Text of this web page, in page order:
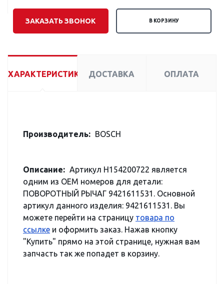
ЗАКАЗАТЬ ЗВОНОК В КОРЗИНУ
ХАРАКТЕРИСТИКИ ДОСТАВКА ОПЛАТА
Производитель: BOSCH
Описание: Артикул H154200722 является
одним из OEM номеров для детали:
ПОВОРОТНЫЙ РЫЧАГ 9421611531. Основной
артикул данного изделия: 9421611531. Вы
можете перейти на страницу товара по
ссылке и оформить заказ. Нажав кнопку
"Купить" прямо на этой странице, нужная вам
запчасть так же попадет в корзину.